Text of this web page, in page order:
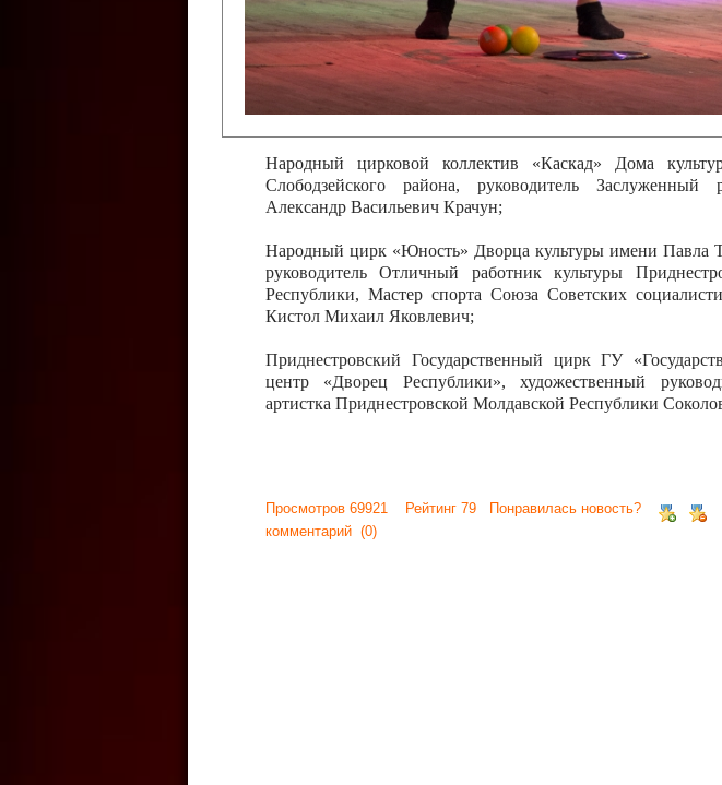
творчества с. Чобручи, Слободзейского района,
Владимирович;
Образцовый цирковой коллектив «Радуга» Городской
Тирасполь, руководитель Отличный работник
Молдавской Республики Николай Юрьевич Елистратов;
Народный цирковой коллектив «Каскад» Дома
Слободзейского района, руководитель Заслуженный
Александр Васильевич Крачун;
Народный цирк «Юность» Дворца культуры имени Павла
руководитель Отличный работник культуры
Республики, Мастер спорта Союза Советских
Кистол Михаил Яковлевич;
Приднестровский Государственный цирк ГУ
центр «Дворец Республики», художественный
артистка Приднестровской Молдавской Республики
Просмотров 69921 Рейтинг 79 Понравилась новость?
комментарий (0)